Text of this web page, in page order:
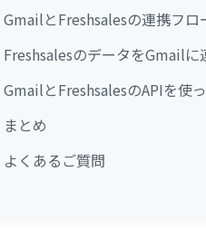
GmailとFreshsalesの連携フロ
FreshsalesのデータをGmailに
GmailとFreshsalesのAPIを使
まとめ
よくあるご質問